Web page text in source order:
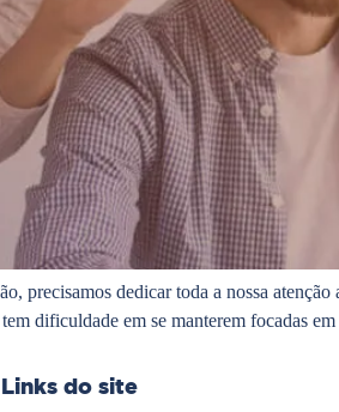
precisamos dedicar toda a nossa
dificuldade em se manterem focadas
Links do site